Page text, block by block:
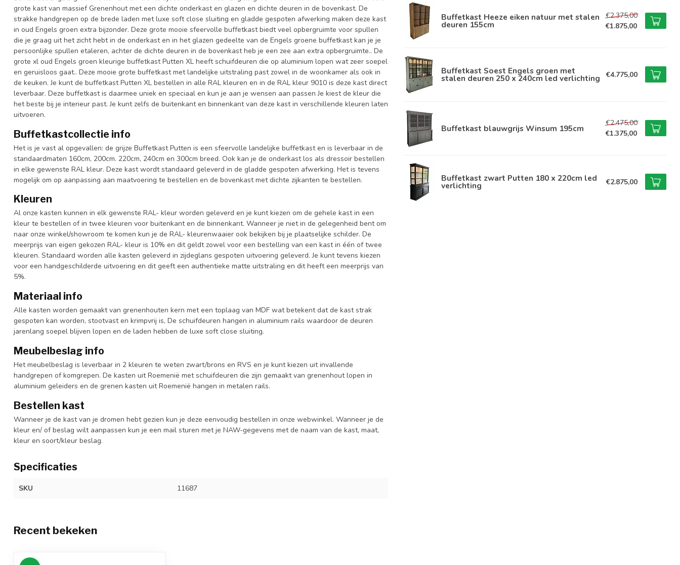
grote kast van massief Grenenhout met een dichte onderkast en glazen en dichte deuren in de bovenkast. De
strakke handgrepen op de brede laden met luxe soft close sluiting en gladde gespoten afwerking maken deze kast
in oud Engels groen extra bijzonder. Deze grote mooie sfeervolle buffetkast biedt veel opbergruimte voor spullen
die je graag uit het zicht hebt in de onderkast en in het glazen gedeelte van de Engels groene buffetkast kan je je
persoonlijke spullen etaleren, achter de dichte deuren in de bovenkast heb je een zee aan extra opbergruimte.. De
grote xl oud Engels groen kleurige buffetkast Putten XL heeft schuifdeuren die op aluminium lopen wat zeer soepel
en geruisloos gaat.. Deze mooie grote buffetkast met landelijke uitstraling past zowel in de woonkamer als ook in
de keuken. Je kunt de buffetkast Putten XL bestellen in alle RAL kleuren en in de RAL kleur 9010 is deze kast direct
leverbaar. Deze buffetkast is daarmee uniek en speciaal en kun je aan je wensen aan passen Je kiest de kleur die
het beste bij je interieur past. Je kunt zelfs de buitenkant en binnenkant van deze kast in verschillende kleuren laten
uitvoeren.
Buffetkastcollectie info
Het is je vast al opgevallen: de grijze Buffetkast Putten is een sfeervolle landelijke buffetkast en is leverbaar in de
standaardmaten 160cm, 200cm. 220cm, 240cm en 300cm breed. Ook kan je de onderkast los als dressoir bestellen
in elke gewenste RAL kleur. Deze kast wordt standaard geleverd in de gladde gespoten afwerking. Het is tevens
mogelijk om op aanpassing aan maatvoering te bestellen en de bovenkast met dichte zijkanten te bestellen.
Kleuren
Al onze kasten kunnen in elk gewenste RAL- kleur worden geleverd en je kunt kiezen om de gehele kast in een
kleur te bestellen of in twee kleuren voor buitenkant en de binnenkant. Wanneer je niet in de gelegenheid bent om
naar onze winkel/showroom te komen kun je de RAL- kleurenwaaier ook bekijken bij je plaatselijke schilder. De
meerprijs van eigen gekozen RAL- kleur is 10% en dit geldt zowel voor een bestelling van een kast in één of twee
kleuren. Standaard worden alle kasten geleverd in zijdeglans gespoten uitvoering geleverd. Je kunt tevens kiezen
voor een handgeschilderde uitvoering en dit geeft een authentieke matte uitstraling en dit heeft een meerprijs van
5%.
Materiaal info
Alle kasten worden gemaakt van grenenhouten kern met een toplaag van MDF wat betekent dat de kast strak
gespoten kan worden, stootvast en krimpvrij is, De schuifdeuren hangen in aluminium rails waardoor de deuren
jarenlang soepel blijven lopen en de laden hebben de luxe soft close sluiting.
Meubelbeslag info
Het meubelbeslag is leverbaar in 2 kleuren te weten zwart/brons en RVS en je kunt kiezen uit invallende
handgrepen of komgrepen. De kasten uit Roemenië met schuifdeuren die zijn gemaakt van grenenhout lopen in
aluminium geleiders en de grenen kasten uit Roemenië hangen in metalen rails.
Bestellen kast
Wanneer je de kast van je dromen hebt gezien kun je deze eenvoudig bestellen in onze webwinkel. Wanneer je de
kleur en/ of beslag wilt aanpassen kun je een mail sturen met je NAW-gegevens met de naam van de kast, maat,
kleur en soort/kleur beslag.
Specificaties
SKU 11687
Buffetkast Heeze eiken natuur met stalen
deuren 155cm
€2.375,00
€1.875,00
Buffetkast Soest Engels groen met
stalen deuren 250 x 240cm led verlichting €4.775,00
Buffetkast blauwgrijs Winsum 195cm
€2.475,00
€1.375,00
Buffetkast zwart Putten 180 x 220cm led
verlichting €2.875,00
Recent bekeken